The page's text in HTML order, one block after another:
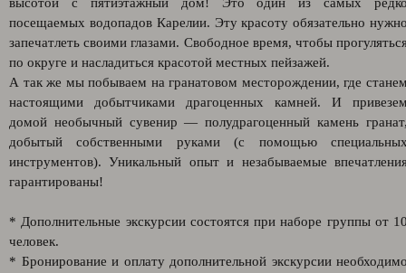
посещаемых водопадов Карелии. Эту красоту обязательно
запечатлеть своими глазами. Свободное время, чтобы
по округе и насладиться красотой местных пейзажей.
А так же мы побываем на гранатовом месторождении, где
настоящими добытчиками драгоценных камней. И
домой необычный сувенир — полудрагоценный камень
добытый собственными руками (с помощью
инструментов). Уникальный опыт и незабываемые
гарантированы!
* Дополнительные экскурсии состоятся при наборе группы от
человек.
* Бронирование и оплату дополнительной экскурсии